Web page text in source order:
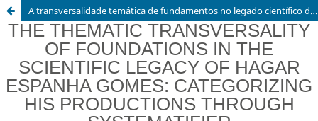
A transversalidade temática de fundamentos no legado científico de Hagar Espanha Gomes